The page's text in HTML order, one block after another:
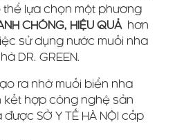
thể lựa chọn một phương
CHÓNG, HIỆU QUẢhơn
sử dụng nước muối nha
DR. GREEN.
ra nhờ muối biển nha
kết hợp công nghệ sản
SỞ Y TẾ HÀ NỘI cấp